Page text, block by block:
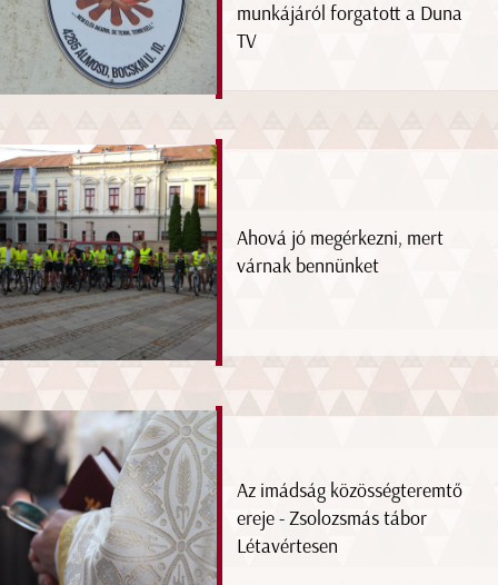
munkájáról forgatott a Duna
TV
Ahová jó megérkezni, mert
várnak bennünket
Az imádság közösségteremtő
ereje - Zsolozsmás tábor
Létavértesen